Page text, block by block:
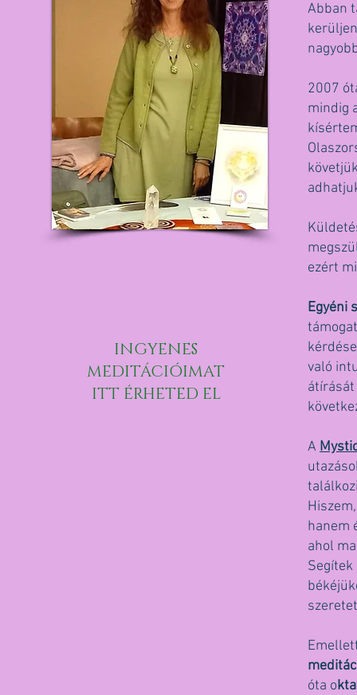
INGYENES
MEDITÁCIÓIMAT
ITT ÉRHETED EL
Abban
2007
mindig
ezért
Egyéni
való
átírását
A
hanem
ahol
óta o